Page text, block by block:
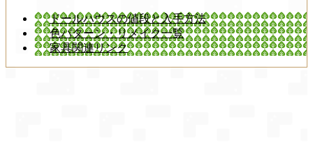
ドールハウスの値段と入手方法
色パターン・リメイク一覧
家具関連リンク